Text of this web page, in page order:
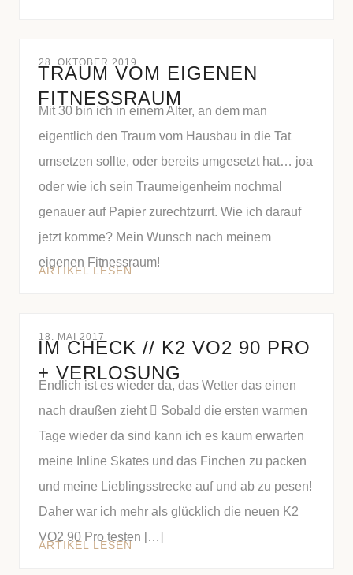
28. OKTOBER 2019
TRAUM VOM EIGENEN
FITNESSRAUM
Mit 30 bin ich in einem Alter, an dem man
eigentlich den Traum vom Hausbau in die Tat
umsetzen sollte, oder bereits umgesetzt hat… joa
oder wie ich sein Traumeigenheim nochmal
genauer auf Papier zurechtzurrt. Wie ich darauf
jetzt komme? Mein Wunsch nach meinem
eigenen Fitnessraum!
ARTIKEL LESEN
18. MAI 2017
IM CHECK // K2 VO2 90 PRO
+ VERLOSUNG
Endlich ist es wieder da, das Wetter das einen
nach draußen zieht  Sobald die ersten warmen
Tage wieder da sind kann ich es kaum erwarten
meine Inline Skates und das Finchen zu packen
und meine Lieblingsstrecke auf und ab zu pesen!
Daher war ich mehr als glücklich die neuen K2
VO2 90 Pro testen […]
ARTIKEL LESEN